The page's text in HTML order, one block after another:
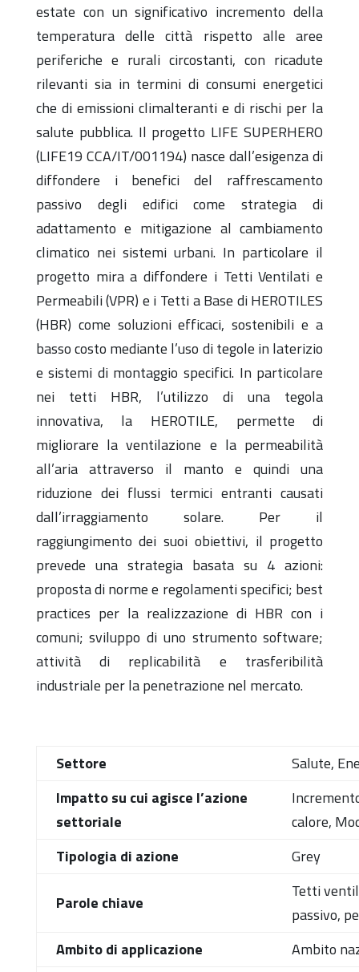
estate con un significativo incremento della
temperatura delle città rispetto alle aree
periferiche e rurali circostanti, con ricadute
rilevanti sia in termini di consumi energetici
che di emissioni climalteranti e di rischi per la
salute pubblica. Il progetto LIFE SUPERHERO
(LIFE19 CCA/IT/001194) nasce dall’esigenza di
diffondere i benefici del raffrescamento
passivo degli edifici come strategia di
adattamento e mitigazione al cambiamento
climatico nei sistemi urbani. In particolare il
progetto mira a diffondere i Tetti Ventilati e
Permeabili (VPR) e i Tetti a Base di HEROTILES
(HBR) come soluzioni efficaci, sostenibili e a
basso costo mediante l’uso di tegole in laterizio
e sistemi di montaggio specifici. In particolare
nei tetti HBR, l’utilizzo di una tegola
innovativa, la HEROTILE, permette di
migliorare la ventilazione e la permeabilità
all’aria attraverso il manto e quindi una
riduzione dei flussi termici entranti causati
dall’irraggiamento solare. Per il
raggiungimento dei suoi obiettivi, il progetto
prevede una strategia basata su 4 azioni:
proposta di norme e regolamenti specifici; best
practices per la realizzazione di HBR con i
comuni; sviluppo di uno strumento software;
attività di replicabilità e trasferibilità
industriale per la penetrazione nel mercato.
Settore
Salute,
Impatto su cui agisce l’azione
settoriale
calore,
Tipologia di azione
Grey
Parole chiave
Tetti
passivo,
Ambito di applicazione
Ambito